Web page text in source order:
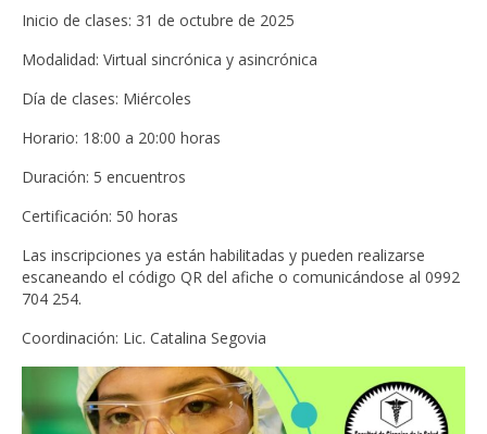
Horario de exámenes
Carrera Licenciatura en Nutrición
Carrera Licenciatura en Enfermería
Carrera Licenciatura en Enfermería
Oferta académica
Carrera Licenciatura en Nutrición
Carrera Licenciatura en Enfermería
Inicio de clases: 31 de octubre de 2025
Modalidad: Virtual sincrónica y asincrónica
Día de clases: Miércoles
Horario: 18:00 a 20:00 horas
Duración: 5 encuentros
Certificación: 50 horas
Las inscripciones ya están habilitadas y pueden realizarse
escaneando el código QR del afiche o comunicándose al 0992
704 254.
Coordinación: Lic. Catalina Segovia